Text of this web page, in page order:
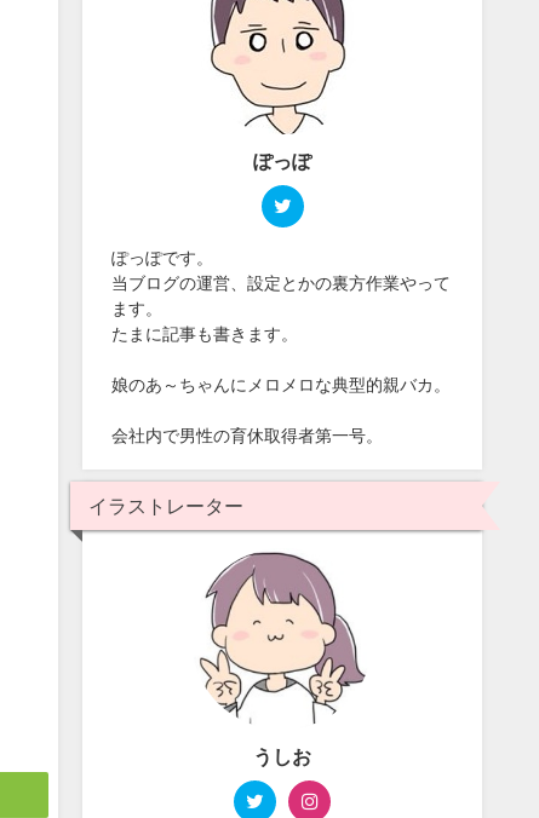
ぽっぽ
ぽっぽです。
当ブログの運営、設定とかの裏方作業やって
ます。
たまに記事も書きます。
娘のあ～ちゃんにメロメロな典型的親バカ。
会社内で男性の育休取得者第一号。
イラストレーター
うしお